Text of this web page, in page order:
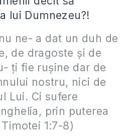
lui Dumnezeu?!
ne- a dat un duh de
de dragoste şi de
ţi fie ruşine dar de
nostru, nici de
Lui. Ci sufere
prin puterea
1:7-8)